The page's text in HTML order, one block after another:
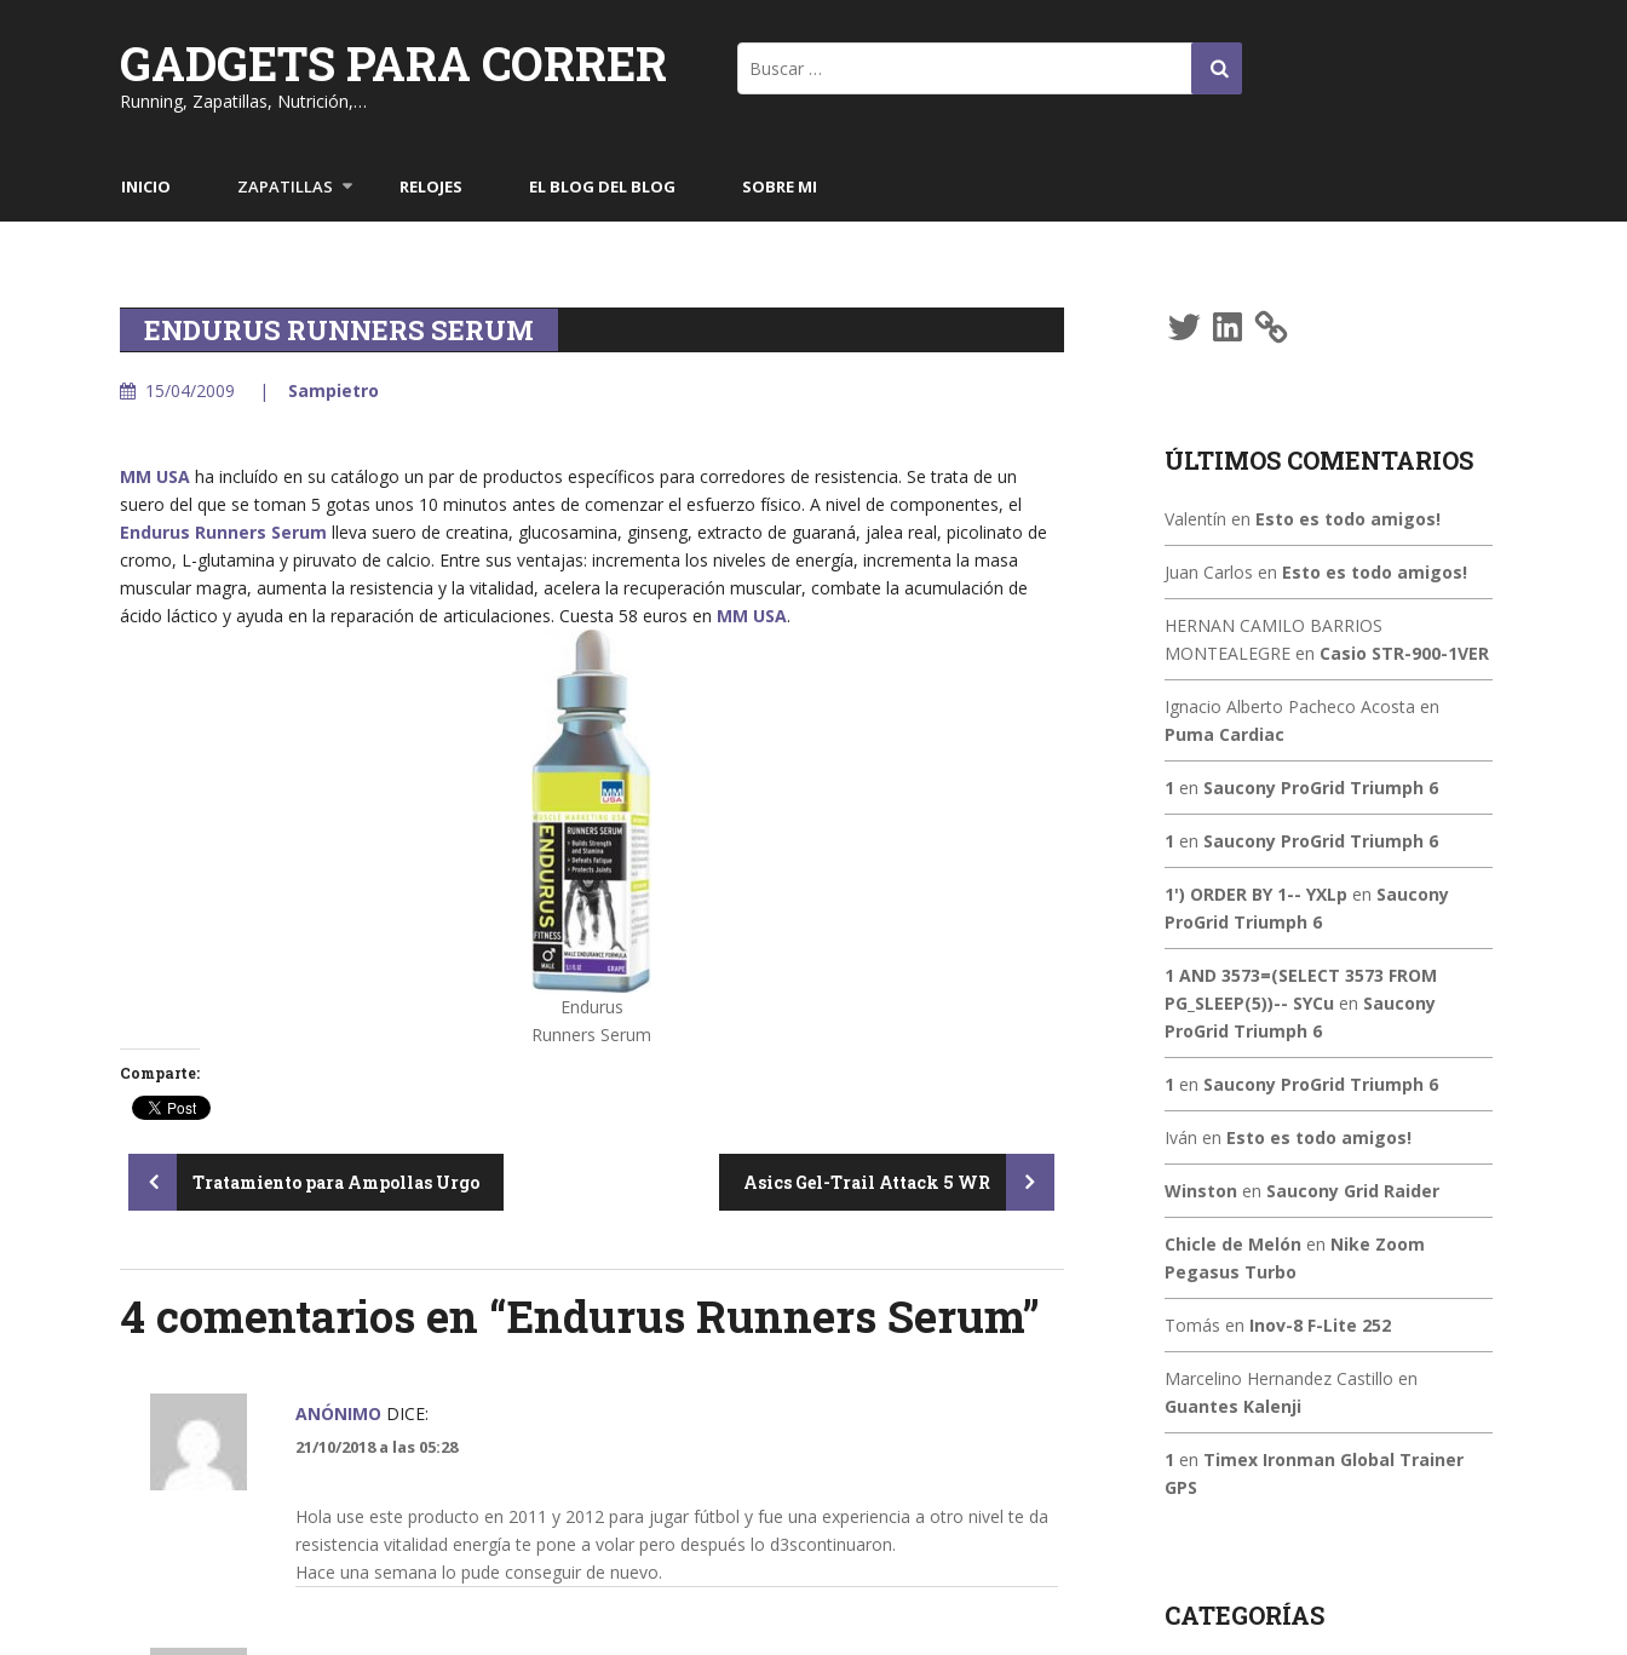
GADGETS PARA CORRER
Running, Zapatillas, Nutrición,…
INICIO ZAPATILLAS RELOJES EL BLOG DEL BLOG SOBRE MI
ENDURUS RUNNERS SERUM
15/04/2009 Sampietro
MM USAha incluído en su catálogo un par de productos específicos para corredores de resistencia. Se trata de un
suero del que se toman 5 gotas unos 10 minutos antes de comenzar el esfuerzo físico. A nivel de componentes, el
Endurus Runners Serum lleva suero de creatina, glucosamina, ginseng, extracto de guaraná, jalea real, picolinato de
cromo, L-glutamina y piruvato de calcio. Entre sus ventajas: incrementa los niveles de energía, incrementa la masa
muscular magra, aumenta la resistencia y la vitalidad, acelera la recuperación muscular, combate la acumulación de
ácido láctico y ayuda en la reparación de articulaciones. Cuesta 58 euros en MM USA.
Endurus
Runners Serum
Comparte:
Post
navigation
Tratamiento para Ampollas Urgo Asics Gel-Trail Attack 5 WR
4 comentarios en “Endurus Runners Serum”
ANÓNIMO DICE:
21/10/2018 a las 05:28
Hola use este producto en 2011 y 2012 para jugar fútbol y fue una experiencia a otro nivel te da
resistencia vitalidad energía te pone a volar pero después lo d3scontinuaron.
Hace una semana lo pude conseguir de nuevo.
TwitterLinkedIn
ÚLTIMOS COMENTARIOS
Valentín en Esto es todo amigos!
Juan Carlos en Esto es todo amigos!
HERNAN CAMILO BARRIOS
MONTEALEGREen Casio STR-900-1VER
Ignacio Alberto Pacheco Acosta en
Puma Cardiac
1 en Saucony ProGrid Triumph 6
1 en Saucony ProGrid Triumph 6
1') ORDER BY 1-- YXLp en Saucony
ProGrid Triumph 6
1 AND 3573=(SELECT 3573 FROM
PG_SLEEP(5))-- SYCu en Saucony
ProGrid Triumph 6
1 en Saucony ProGrid Triumph 6
Iván en Esto es todo amigos!
Winston en Saucony Grid Raider
Chicle de Melón en Nike Zoom
Pegasus Turbo
Tomás en Inov-8 F-Lite 252
Marcelino Hernandez Castillo en
Guantes Kalenji
1 en Timex Ironman Global Trainer
GPS
CATEGORÍAS